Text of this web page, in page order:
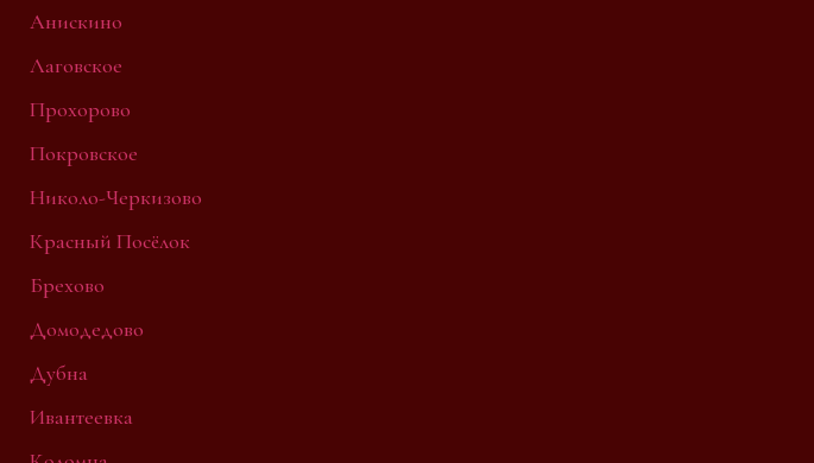
Анискино
Лаговское
Прохорово
Покровское
Николо-Черкизово
Красный Посёлок
Брехово
Домодедово
Дубна
Ивантеевка